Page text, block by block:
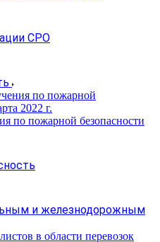
СРО
по пожарной
2022 г.
по пожарной безопасности
и железнодорожным
в области перевозок